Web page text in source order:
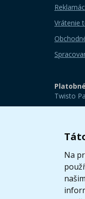
Na
Vrátenie
Twisto